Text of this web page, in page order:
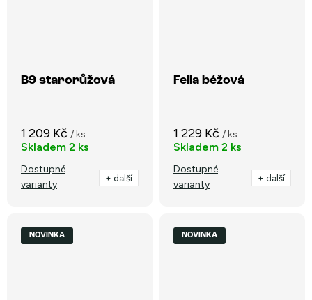
B9 starorůžová
1 209 Kč / ks
Skladem 2 ks
Dostupné
varianty
+ další
Fella béžová
1 229 Kč / ks
Skladem 2 ks
Dostupné
varianty
+ další
NOVINKA NOVINKA